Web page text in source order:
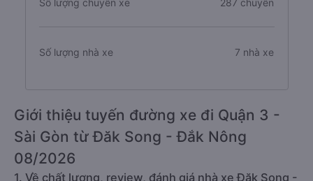
Số lượng chuyến xe 287 chuyến
Số lượng nhà xe 7 nhà xe
Giới thiệu tuyến đường xe đi Quận 3 -
Sài Gòn từ Đăk Song - Đắk Nông
08/2026
1. Về chất lượng, review, đánh giá nhà xe Đăk Song -